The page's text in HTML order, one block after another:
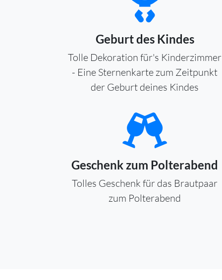
Geburt des Kindes
Tolle Dekoration für's Kinderzimmer
- Eine Sternenkarte zum Zeitpunkt
der Geburt deines Kindes
Geschenk zum Polterabend
Tolles Geschenk für das Brautpaar
zum Polterabend